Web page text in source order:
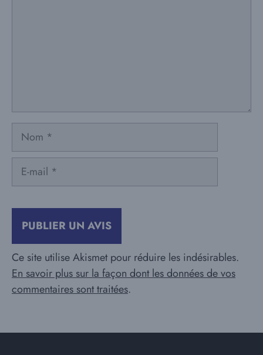
Nom
mail
Ce site utilise Akismet pour réduire les indésirables.
En savoir plus sur la façon dont les données de vos
commentaires sont traitées.